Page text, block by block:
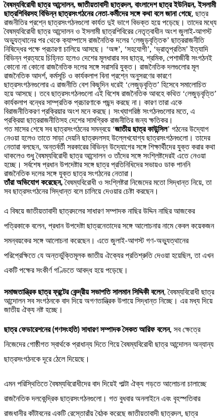
বৈষম্যবিরোধী ছাত্র আন্দোলন, জাতীয়তাবাদী ছাত্রদল, বাংলাদেশ ছাত্র ইউনিয়ন, ইসলামী
ছাত্রশিবিরসহ বিভিন্ন ছাত্রসংগঠনের নেতা-কর্মীদের সঙ্গে কথা বলে জানা গেছে, ছাত্র
রাজনীতির প্রশ্নে ছাত্রসংগঠনগুলো কার্যত দুই ভাগে বিভক্ত হয়ে পড়েছে। তাদের মধ্যে
বৈষম্যবিরোধী ছাত্র আন্দোলন ও ইসলামী ছাত্রশিবিরের নেতৃত্বাধীন অংশ জুলাই-আগস্ট
অভ্যুত্থানের পর থেকে ক্যাম্পাসে রাজনৈতিক দলের ‘লেজুড়বৃত্তিক’ ছাত্ররাজনীতি
নিষিদ্ধের পক্ষে প্রচারণা চালিয়ে আসছে। ‘অঙ্গ’, ‘সহযোগী’, ‘ভ্রাতৃপ্রতিম’ ইত্যাদি
বিভিন্ন প্রত্যয়ে চিহ্নিত হলেও দেশের মূলধারার সব ছাত্র, শ্রমিক, পেশাজীবী সংগঠনই
কোনো না কোনো রাজনৈতিক দলের সঙ্গে সরাসরি যুক্ত। রাজনৈতিক দলগুলোর মূল
রাজনৈতিক আদর্শ, কর্মসূচি ও কার্যকলাপ বিনা প্রশ্নে অনুসরণের কারণে
ছাত্রসংগঠনগুলোর এ রাজনীতি বেশ কিছুদিন ধরেই ‘লেজুড়বৃত্তি’ হিসেবে সমালোচিত
হয়ে আসছে। তবে ছাত্রসংগঠনগুলো এই বিশেষ রাজনৈতিক আবহে কথিত ‘লেজুড়বৃত্তি’
কার্যকলাপ বন্ধের সাম্প্রতিক প্রচারণাকে পছন্দ করছে না। কারণ তারা একে
বিরাজনীতিকরণ প্রক্রিয়ার অংশ মনে করছে। সংখ্যাগরিষ্ঠ সংগঠনগুলোর মতে, এ
প্রক্রিয়া ছাত্ররাজনীতিসহ দেশের সামগ্রিক রাজনীতির জন্য ক্ষতিকর।
গত মাসের শেষে সব ছাত্রসংগঠনের সমন্বয়ে ‘জাতীয় ছাত্র কাউন্সিল’ গঠনের উদ্যোগ
নেওয়া হলেও তাতে সাড়া দেয়নি ছাত্রদলসহ উল্লেখযোগ্য ছাত্রসংগঠনগুলো। তাদের
নেতারা বলছেন, অন্তর্বর্তী সরকারের বিভিন্ন উদ্যোগের সঙ্গে শিক্ষার্থীদের যুক্ত করার কথা
থাকলেও শুধু বৈষম্যবিরোধী ছাত্র আন্দোলন ও তাঁদের সঙ্গে সংশ্লিষ্টদেরই এতে নেওয়া
হচ্ছে। সর্বশেষ প্রধান উপদেষ্টার সঙ্গে ছাত্র প্রতিনিধিদের সভায়ও ডাক পাননি
রাজনৈতিক দলের সঙ্গে যুক্ত ছাত্র সংগঠনের নেতারা।
তাঁরা অভিযোগ করেছেন,বৈষম্যবিরোধী ও সংশ্লিষ্টরা নিজেদের মতো সিদ্ধান্ত নিয়ে, তা
সব ছাত্রসংগঠনের সিদ্ধান্ত বলে চালিয়ে দেওয়ার চেষ্টা করছেন।
এ বিষয়ে জাতীয়তাবাদী ছাত্রদলের সাধারণ সম্পাদক নাছির উদ্দিন নাছির আজকের
পত্রিকাকে বলেন, প্রধান উপদেষ্টা ছাত্রনেতাদের সঙ্গে আলোচনার নামে কেবল কয়েকজন
সমন্বয়কের সঙ্গে আলোচনা করেছেন। এতে জুলাই-আগস্ট গণ-অভ্যুত্থানের
পরিপ্রেক্ষিতে যে অন্তর্ভুক্তিমূলক জাতীয় ঐক্যের প্রতিশ্রুতি দেওয়া হয়েছিল, তা এখন
একটি পক্ষের সংকীর্ণ গণ্ডিতে আবদ্ধ হয়ে পড়েছে।
সমাজতান্ত্রিক ছাত্র ফ্রন্টের কেন্দ্রীয় সভাপতি সালমান সিদ্দিকী বলেন, বৈষম্যবিরোধী ছাত্র
আন্দোলন সব সংগঠনকে বাদ দিয়ে অগণতান্ত্রিক উপায়ে সিদ্ধান্ত নিচ্ছে। এর মধ্য দিয়ে
জাতীয় ঐক্য নষ্ট হচ্ছে।
ছাত্র ফেডারেশনের (গণসংহতি) সাধারণ সম্পাদক সৈকত আরিফ বলেন, সব ক্ষেত্রে
নিজেদের গোষ্ঠীগত স্বার্থকে প্রাধান্য দিতে গিয়ে বৈষম্যবিরোধী ছাত্র আন্দোলন অন্যান্য
ছাত্রসংগঠনকে দূরে ঠেলে দিয়েছে।
এমন পরিস্থিতিতে বৈষম্যবিরোধীদের বাদ দিয়েই পাল্টা ঐক্য গড়তে আলোচনা চালাচ্ছে
রাজনৈতিক দলকেন্দ্রিক ছাত্রসংগঠনগুলো। গত বুধবার অনলাইনে এবং বৃহস্পতিবার
রাজধানীর কাঁটাবনের একটি রেস্তোরাঁয় বৈঠক করেছে জাতীয়তাবাদী ছাত্রদল, ছাত্র